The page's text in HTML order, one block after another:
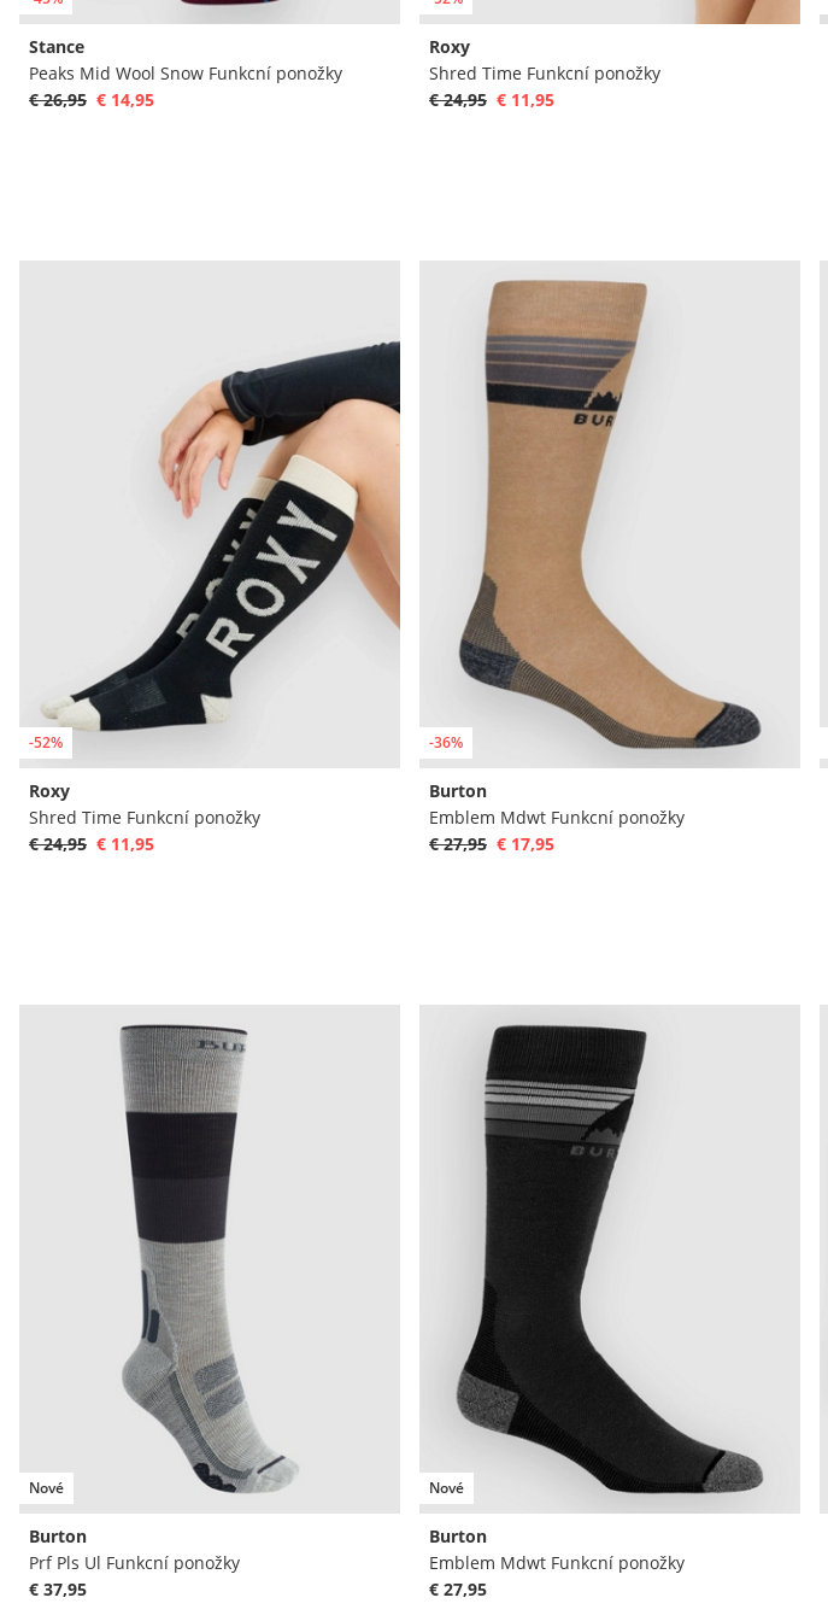
Stance
Peaks Mid Wool Snow Funkcní ponožky
€ 26,95 € 14,95
Roxy
Shred Time Funkcní ponožky
€ 24,95 € 11,95
-52%
Roxy
Shred Time Funkcní ponožky
€ 24,95 € 11,95
-36%
Burton
Emblem Mdwt Funkcní ponožky
€ 27,95 € 17,95
Nové
Burton
Prf Pls Ul Funkcní ponožky
€ 37,95
Nové
Burton
Emblem Mdwt Funkcní ponožky
€ 27,95